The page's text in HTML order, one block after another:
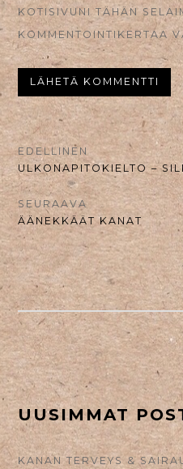
KOTISIVUNI TÄHÄN
KOMMENTOINTIKERTAA
ARTIKKELIEN
SELAUS
EDELLINEN
EDELLINEN
UUTINEN:
ULKONAPITOKIELTO –
SEURAAVA
SEURAAVA
UUTINEN:
ÄÄNEKKÄÄT KANAT
SIVUPALKKI
ALHAALLA
UUSIMMAT
KANAN TERVEYS &